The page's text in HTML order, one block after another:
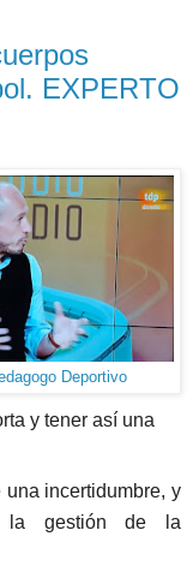
EXPERTO
Deportivo
y tener así una
incertidumbre, y
la gestión de la